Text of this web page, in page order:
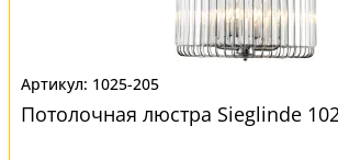
1025-205
Потолочная люстра Sieglinde